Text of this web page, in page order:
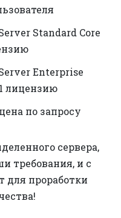
Standard Core
Enterprise
1 лицензию
по запросу
сервера,
требования, и с
для проработки